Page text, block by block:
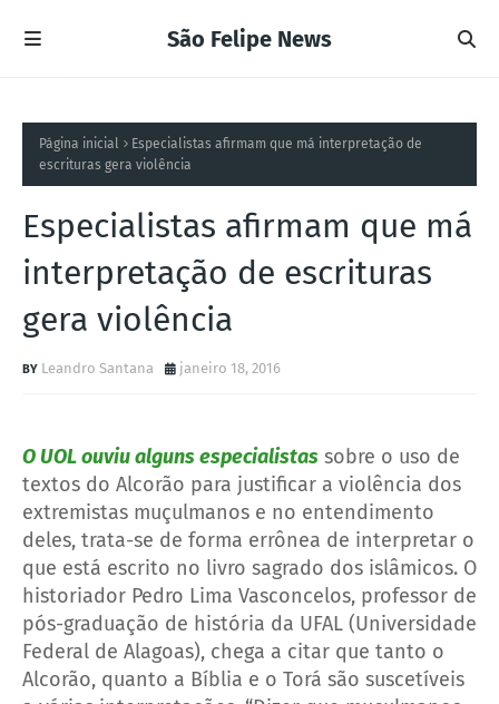
São Felipe News
Página inicial
Especialistas afirmam que má interpretação de
escrituras gera violência
Especialistas afirmam que má
interpretação de escrituras
gera violência
Leandro Santana janeiro 18, 2016
O UOL ouviu alguns especialistas sobre o uso de
textos do Alcorão para justificar a violência dos
extremistas muçulmanos e no entendimento
deles, trata-se de forma errônea de interpretar o
que está escrito no livro sagrado dos islâmicos. O
historiador Pedro Lima Vasconcelos, professor de
pós-graduação de história da UFAL (Universidade
Federal de Alagoas), chega a citar que tanto o
Alcorão, quanto a Bíblia e o Torá são suscetíveis